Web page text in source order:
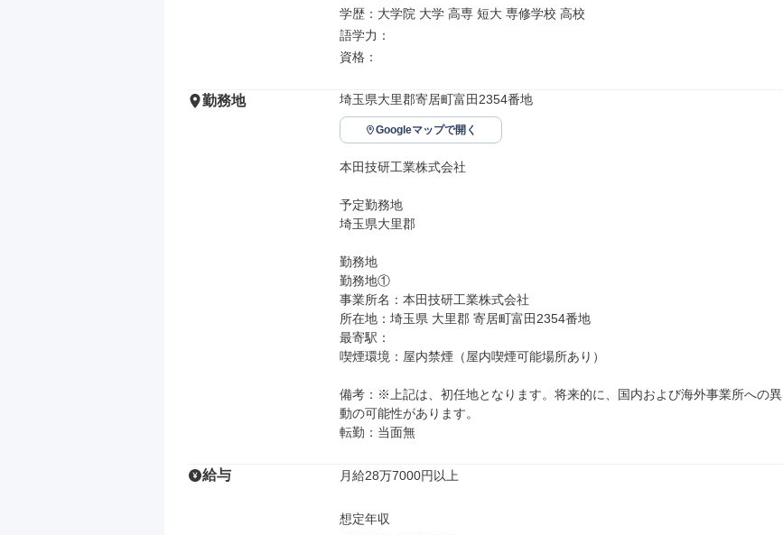
学歴：大学院 大学 高専 短大 専修学校 高校
語学力：
資格：
勤務地 埼玉県大里郡寄居町富田2354番地
Googleマップで開く
本田技研工業株式会社
予定勤務地
埼玉県大里郡
勤務地
勤務地①
事業所名：本田技研工業株式会社
所在地：埼玉県 大里郡 寄居町富田2354番地
最寄駅：
喫煙環境：屋内禁煙（屋内喫煙可能場所あり）
備考：※上記は、初任地となります。将来的に、国内および海外事業所への異
動の可能性があります。
転勤：当面無
給与 月給28万7000円以上
想定年収